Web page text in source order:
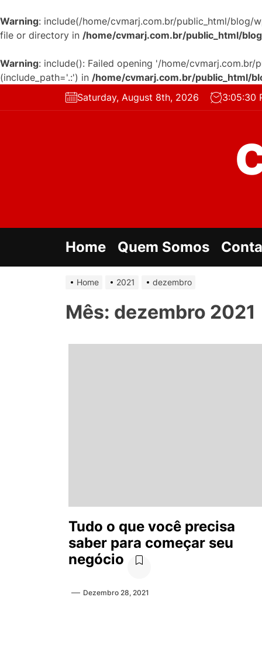
Warning: include(/home/cvmarj.com.br/public_html/blog/
file or directory in /home/cvmarj.com.br/public_html/
Warning: include(): Failed opening '/home/
(include_path='.:') in /home/cvmarj.com.br/public_html/
Saturday, August 8th, 2026 3:05:31
Home Quem Somos
Home 2021 dezembro
Mês: dezembro 2021
Tudo o que você precisa
saber para começar seu
negócio
Dezembro 28, 2021